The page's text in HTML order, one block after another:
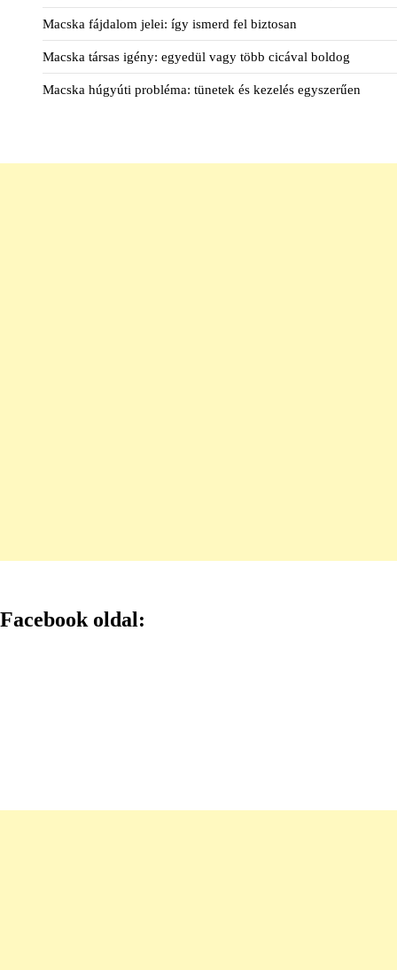
Macska fájdalom jelei: így ismerd fel biztosan
Macska társas igény: egyedül vagy több cicával boldog
Macska húgyúti probléma: tünetek és kezelés egyszerűen
Facebook oldal: